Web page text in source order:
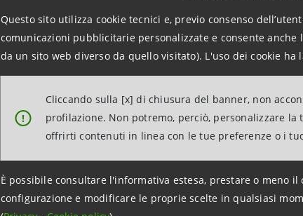
Questo sito utilizza cookie tecnici e, previo consenso
comunicazioni pubblicitarie personalizzate e consente
da un sito web diverso da quello visitato). L'uso dei cookie ha
!
Cliccando sulla [x] di chiusura del banner, non
profilazione. Non potremo, perciò, personalizzare la
offrirti contenuti in linea con le tue preferenze o i
È possibile consultare l'informativa estesa, prestare o meno il
configurazione e modificare le proprie scelte in qualsiasi
Data ultimo aggiornamento 7 settembre 2017 alle ore 15:01:17